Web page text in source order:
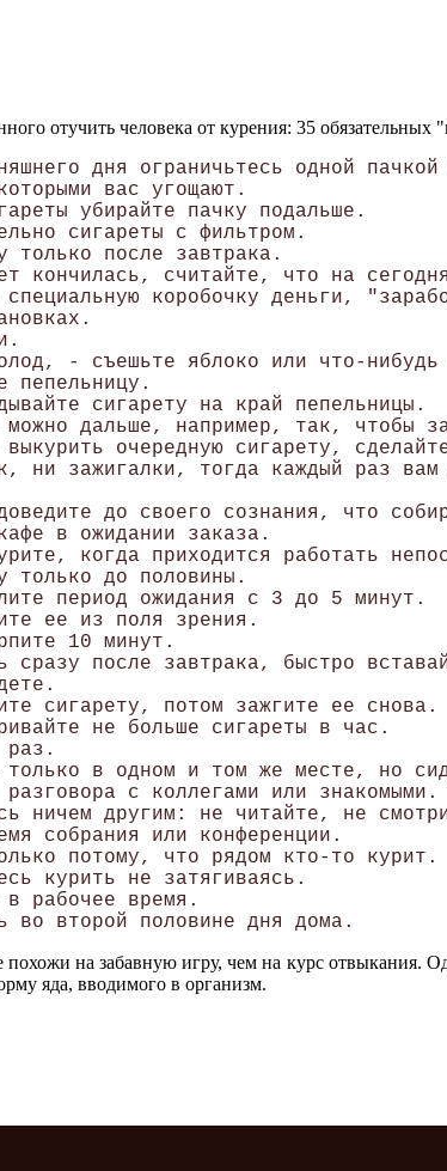
отучить человека от курения: 35
дня ограничьтесь одной
вас угощают.
убирайте пачку подальше.
сигареты с фильтром.
только после завтрака.
кончилась, считайте, что на
коробочку деньги,
- съешьте яблоко или что-нибудь
пепельницу.
сигарету на край пепельницы.
можно дальше, например, так, чтобы
очередную сигарету,
ни зажигалки, тогда каждый раз
до своего сознания, что
в ожидании заказа.
когда приходится работать
только до половины.
период ожидания с 3 до 5 минут.
ее из поля зрения.
10 минут.
сразу после завтрака, быстро
сигарету, потом зажгите ее снова.
не больше сигареты в час.
раз.
только в одном и том же месте, но
с коллегами или знакомыми.
ничем другим: не читайте, не
собрания или конференции.
потому, что рядом кто-то курит.
курить не затягиваясь.
рабочее время.
на забавную игру, чем на курс отвыкания.
яда, вводимого в организм.